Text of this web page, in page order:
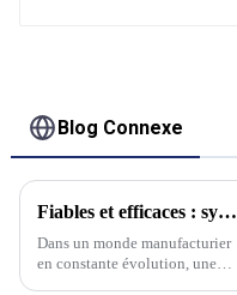
Blog Connexe
Fiables et efficaces : systèmes de convoyeurs à chaîne hautes performances pour une manutention optimisée des matériaux
Dans un monde manufacturier
en constante évolution, une